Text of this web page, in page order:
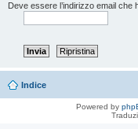
Deve essere l’indirizzo email che
Indice
Powered by